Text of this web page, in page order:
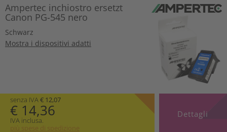
Ampertec inchiostro ersetzt
Canon PG-545 nero
Schwarz
Mostra i dispositivi adatti
senza IVA€ 12,07
€ 14,36
IVA inclusa.
più spese di spedizione
Dettagli